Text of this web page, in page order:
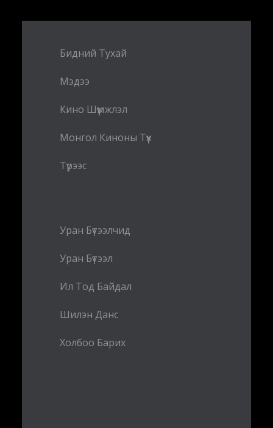
Бидний Тухай
Мэдээ
Кино Шүүмжлэл
Монгол Киноны Түүх
Түрээс
Уран Бүтээлчид
Уран Бүтээл
Ил Тод Байдал
Шилэн Данс
Холбоо Барих